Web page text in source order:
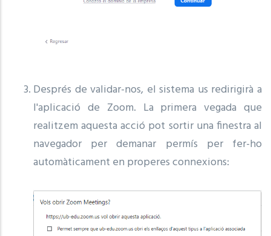
Després de validar-nos, el sistema us redirigirà a
l'aplicació de Zoom. La primera vegada que
realitzem aquesta acció pot sortir una finestra al
navegador per demanar permís per fer-ho
automàticament en properes connexions: